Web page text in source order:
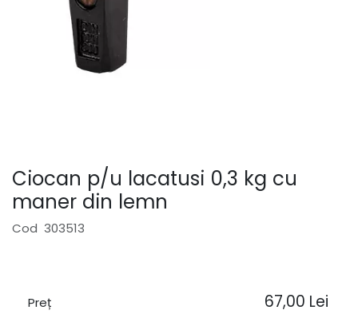
Ciocan p/u lacatusi 0,3 kg cu
maner din lemn
Cod 303513
Preț 67,00 Lei